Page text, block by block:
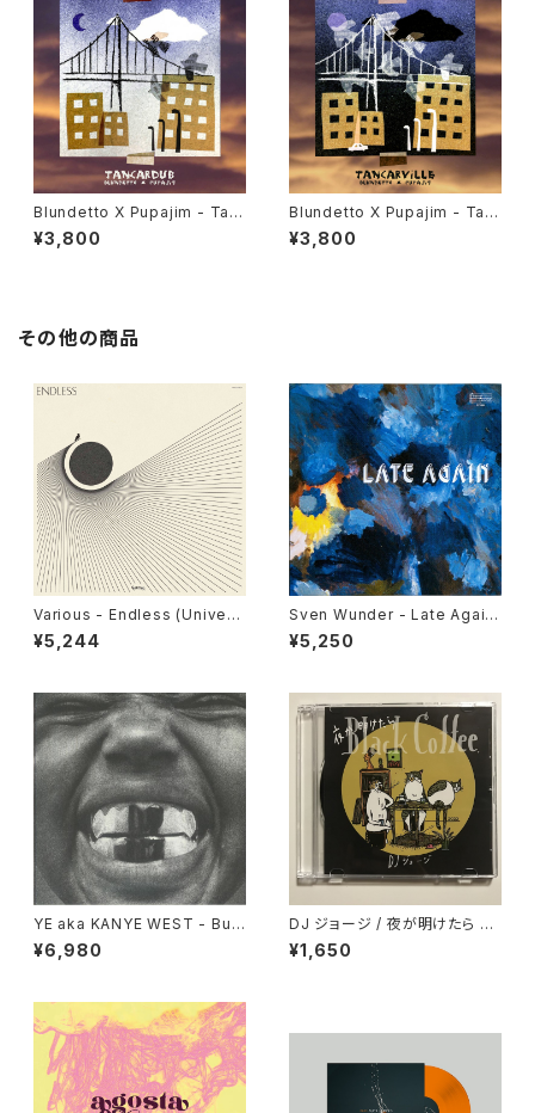
Blundetto X Pupajim - Tan
cardub "LP"
¥3,800
Blundetto X Pupajim - Tan
carville "LP"
¥3,800
その他の商品
Various - Endless (Univers
al Cosmic Sounds) "LP"
¥5,244
Sven Wunder - Late Again
"LP"
¥5,250
YE aka KANYE WEST - Bull
y "LP"
¥6,980
DJ ジョージ / 夜が明けたら Bl
ack Coffee
¥1,650